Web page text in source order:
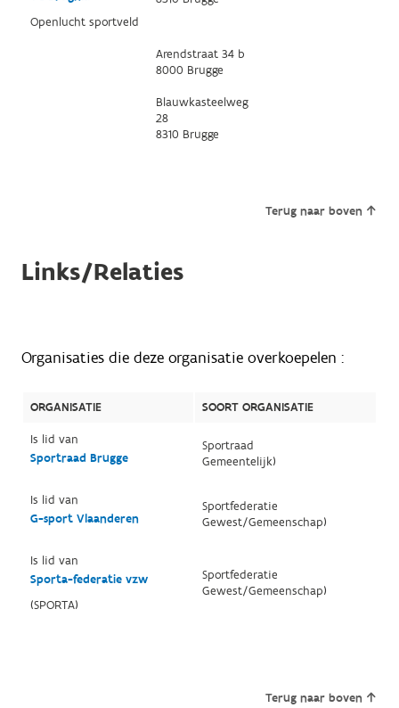
Openlucht sportveld
Arendstraat 34 b
8000 Brugge
Blauwkasteelweg
28
8310 Brugge
Terug naar boven
Links/Relaties
Organisaties die deze organisatie overkoepelen :
ORGANISATIE
SOORT ORGANISATIE
Is lid van
Sportraad Brugge
Sportraad
Gemeentelijk)
Is lid van
G-sport Vlaanderen
Sportfederatie
Gewest/Gemeenschap)
Is lid van
Sporta-federatie vzw
(SPORTA)
Sportfederatie
Gewest/Gemeenschap)
Terug naar boven